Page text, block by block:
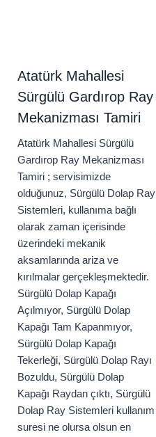
Atatürk Mahallesi
Sürgülü Gardırop Ray
Mekanizması Tamiri
Atatürk Mahallesi Sürgülü
Gardırop Ray Mekanizması
Tamiri ; servisimizde
olduğunuz, Sürgülü Dolap Ray
Sistemleri, kullanıma bağlı
olarak zaman içerisinde
üzerindeki mekanik
aksamlarında ariza ve
kırılmalar gerçekleşmektedir.
Sürgülü Dolap Kapağı
Açılmıyor, Sürgülü Dolap
Kapağı Tam Kapanmıyor,
Sürgülü Dolap Kapağı
Tekerleği, Sürgülü Dolap Rayı
Bozuldu, Sürgülü Dolap
Kapağı Raydan çıktı, Sürgülü
Dolap Ray Sistemleri kullanım
suresi ne olursa olsun en